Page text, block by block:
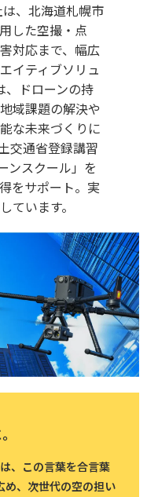
、北海道札幌市
した空撮・点
対応まで、幅広
イティブソリュ
ドローンの持
域課題の解決や
な未来づくりに
交通省登録講習
ンスクール」を
をサポート。実
ています。
、この言葉を合言葉
め、次世代の空の担い